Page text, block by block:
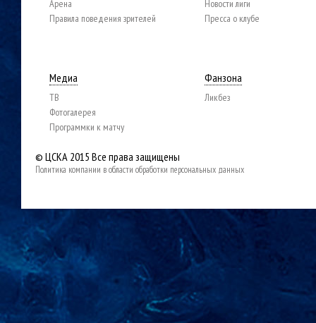
Арена
Правила поведения зрителей
Новости лиги
Пресса о клубе
Медиа
ТВ
Фотогалерея
Программки к матчу
Фанзона
Ликбез
© ЦСКА 2015 Все права защищены
Политика компании в области обработки персональных данных